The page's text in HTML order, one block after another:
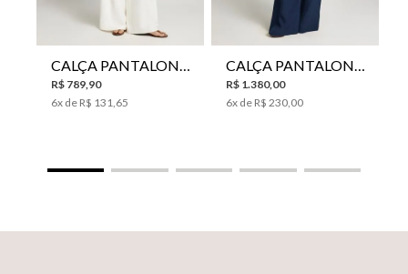
R$ 789 90
6x de R$ 131 65
R$ 1.380, 00
6x de R$ 230 00